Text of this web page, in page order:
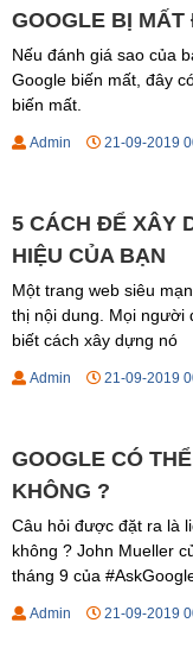
GOOGLE BỊ
Nếu đánh giá sao của
Google biến mất, đây
biến mất.
Admin 21-09-2019
5 CÁCH ĐỂ XÂY
HIỆU CỦA BẠN
Một trang web siêu
thị nội dung. Mọi người
biết cách xây dựng nó
Admin 21-09-2019
GOOGLE CÓ
KHÔNG ?
Câu hỏi được đặt ra là
không ? John Mueller
tháng 9 của
Admin 21-09-2019